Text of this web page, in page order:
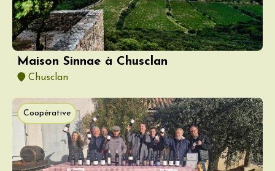
Maison Sinnae à Chusclan
Chusclan
Coopérative